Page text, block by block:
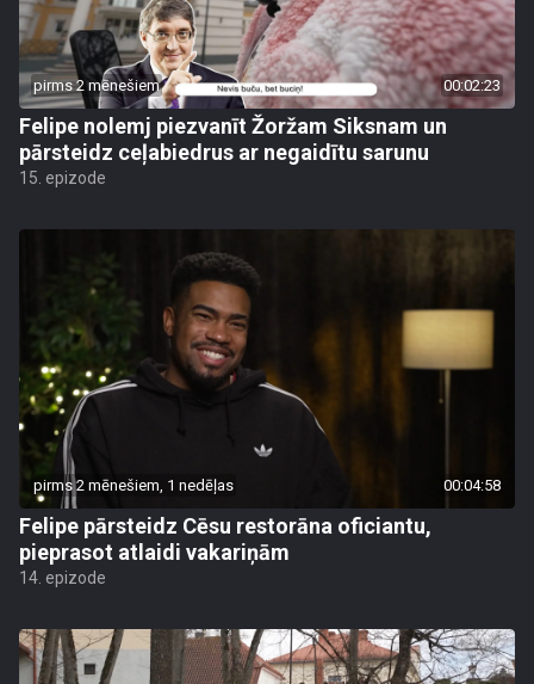
pirms 2 mēnešiem 00:02:23
Felipe nolemj piezvanīt Žoržam Siksnam un
pārsteidz ceļabiedrus ar negaidītu sarunu
15. epizode
pirms 2 mēnešiem, 1 nedēļas 00:04:58
Felipe pārsteidz Cēsu restorāna oficiantu,
pieprasot atlaidi vakariņām
14. epizode